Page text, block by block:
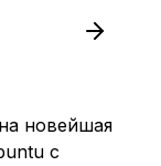
новейшая
с